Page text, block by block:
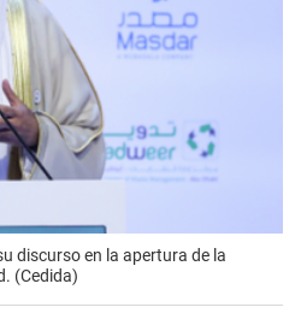
discurso en la apertura de la
(Cedida)